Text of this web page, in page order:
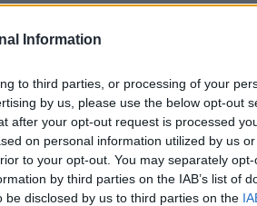
Information
to third parties, or processing of your
by us, please use the below opt-out
after your opt-out request is processed
on personal information utilized by us
to your opt-out. You may separately
by third parties on the IAB’s list of
disclosed by us to third parties on the
vadų pareiškimus apie Rusijos
Vladimiras Putinas mano,
Anot A. Lukašenkos,
nei atnešta naudos.